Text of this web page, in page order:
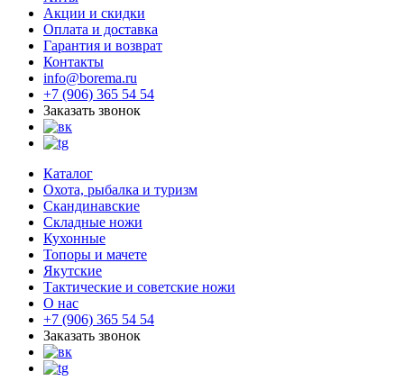
Акции и скидки
Оплата и доставка
Гарантия и возврат
Контакты
info@borema.ru
+7 (906) 365 54 54
Заказать звонок
Каталог
Охота, рыбалка и туризм
Скандинавские
Складные ножи
Кухонные
Топоры и мачете
Якутские
Тактические и советские ножи
О нас
+7 (906) 365 54 54
Заказать звонок